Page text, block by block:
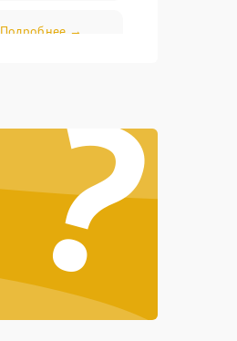
Подробнее →
?